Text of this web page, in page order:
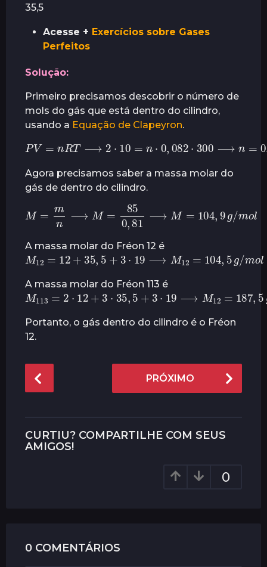
35,5
Acesse + Exercícios sobre Gases
Perfeitos
Solução:
Primeiro precisamos descobrir o número de
mols do gás que está dentro do cilindro,
usando a Equação de Clapeyron.
nR ⟶2 10= 082⋅300⟶ 81
Agora precisamos saber a massa molar do
gás de dentro do cilindro.
=m M= 0,81 M= 104 ,9 g /m o
A massa molar do Fréon 12 é
M12=12+35 ,5+ 3⋅19⟶M 12 = ,5g m o
A massa molar do Fréon 113 é
M113= 2⋅12 +3 35,5+ 3⋅19⟶ 12 =187 5 g/ m
Portanto, o gás dentro do cilindro é o Fréon
12.
o
P
a
i
o
PRÓXIMO
CURTIU? COMPARTILHE COM SEUS
AMIGOS!
0
0 COMENTÁRIOS